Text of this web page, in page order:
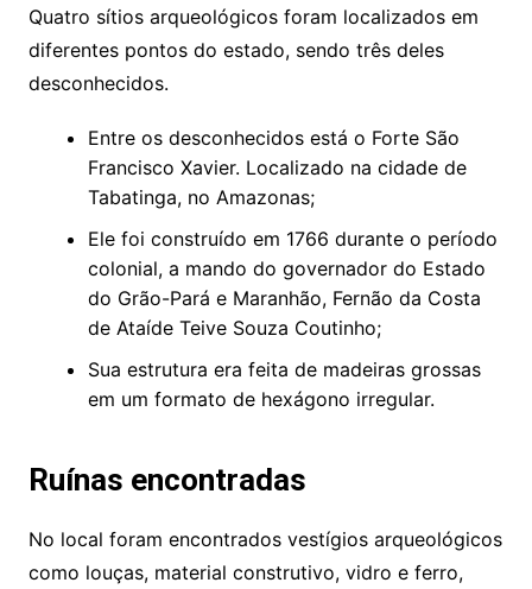
Quatro sítios arqueológicos foram localizados em
diferentes pontos do estado, sendo três deles
desconhecidos.
Entre os desconhecidos está o Forte São
Francisco Xavier. Localizado na cidade de
Tabatinga, no Amazonas;
Ele foi construído em 1766 durante o período
colonial, a mando do governador do Estado
do Grão-Pará e Maranhão, Fernão da Costa
de Ataíde Teive Souza Coutinho;
Sua estrutura era feita de madeiras grossas
em um formato de hexágono irregular.
Ruínas encontradas
No local foram encontrados vestígios arqueológicos
como louças, material construtivo, vidro e ferro,